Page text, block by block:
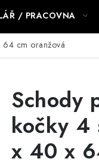
/ PRACOVNA
64 cm oranžová
Schody
kočky 4
x 40 x